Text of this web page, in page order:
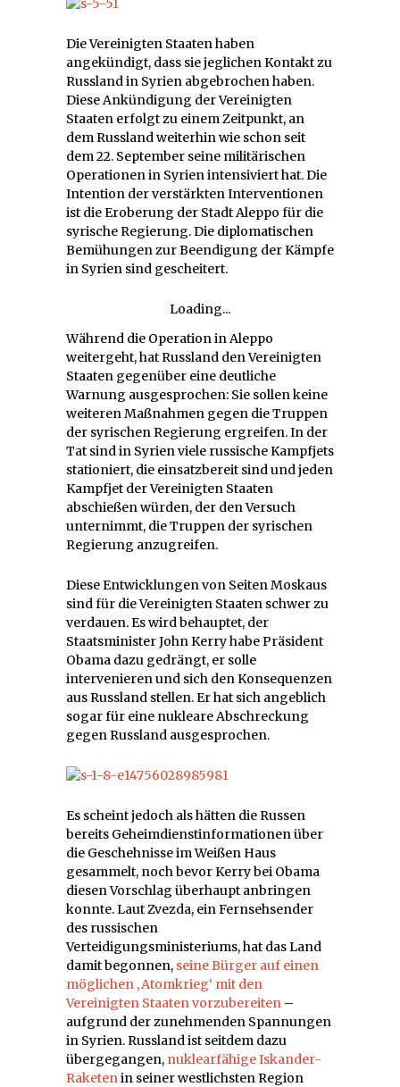
Die Vereinigten Staaten haben
angekündigt, dass sie jeglichen Kontakt zu
Russland in Syrien abgebrochen haben.
Diese Ankündigung der Vereinigten
Staaten erfolgt zu einem Zeitpunkt, an
dem Russland weiterhin wie schon seit
dem 22. September seine militärischen
Operationen in Syrien intensiviert hat. Die
Intention der verstärkten Interventionen
ist die Eroberung der Stadt Aleppo für die
syrische Regierung. Die diplomatischen
Bemühungen zur Beendigung der Kämpfe
in Syrien sind gescheitert.
Loading...
Während die Operation in Aleppo
weitergeht, hat Russland den Vereinigten
Staaten gegenüber eine deutliche
Warnung ausgesprochen: Sie sollen keine
weiteren Maßnahmen gegen die Truppen
der syrischen Regierung ergreifen. In der
Tat sind in Syrien viele russische Kampfjets
stationiert, die einsatzbereit sind und jeden
Kampfjet der Vereinigten Staaten
abschießen würden, der den Versuch
unternimmt, die Truppen der syrischen
Regierung anzugreifen.
Diese Entwicklungen von Seiten Moskaus
sind für die Vereinigten Staaten schwer zu
verdauen. Es wird behauptet, der
Staatsminister John Kerry habe Präsident
Obama dazu gedrängt, er solle
intervenieren und sich den Konsequenzen
aus Russland stellen. Er hat sich angeblich
sogar für eine nukleare Abschreckung
gegen Russland ausgesprochen.
Es scheint jedoch als hätten die Russen
bereits Geheimdienstinformationen über
die Geschehnisse im Weißen Haus
gesammelt, noch bevor Kerry bei Obama
diesen Vorschlag überhaupt anbringen
konnte. Laut Zvezda, ein Fernsehsender
des russischen
Verteidigungsministeriums, hat das Land
damit begonnen, seine Bürger auf einen
möglichen ‚Atomkrieg‘ mit den
Vereinigten Staaten vorzubereiten –
aufgrund der zunehmenden Spannungen
in Syrien. Russland ist seitdem dazu
übergegangen, nuklearfähige Iskander-
Raketenin seiner westlichsten Region